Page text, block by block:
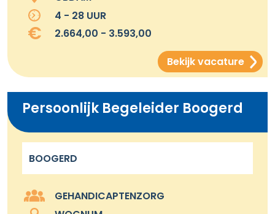
4 - 28 UUR
2.664,00 - 3.593,00
Bekijk vacature
Persoonlijk Begeleider Boogerd
BOOGERD
GEHANDICAPTENZORG